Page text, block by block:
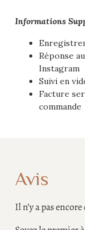
Informations
Réponse
Instagram
Suivi en
Facture
commande
Avis
Il n’y a pas encore